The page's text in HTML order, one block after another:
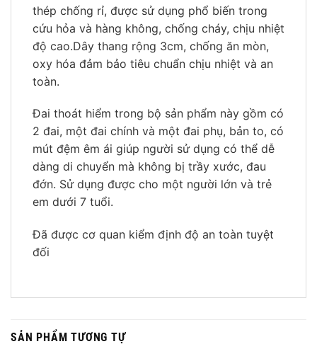
thép chống rỉ, được sử dụng phổ biến trong
cứu hỏa và hàng không, chống cháy, chịu nhiệt
độ cao.Dây thang rộng 3cm, chống ăn mòn,
oxy hóa đảm bảo tiêu chuẩn chịu nhiệt và an
toàn.
Đai thoát hiểm trong bộ sản phẩm này gồm có
2 đai, một đai chính và một đai phụ, bản to, có
mút đệm êm ái giúp người sử dụng có thể dễ
dàng di chuyển mà không bị trầy xước, đau
đớn. Sử dụng được cho một người lớn và trẻ
em dưới 7 tuổi.
Đã được cơ quan kiểm định độ an toàn tuyệt
đối
SẢN PHẨM TƯƠNG TỰ